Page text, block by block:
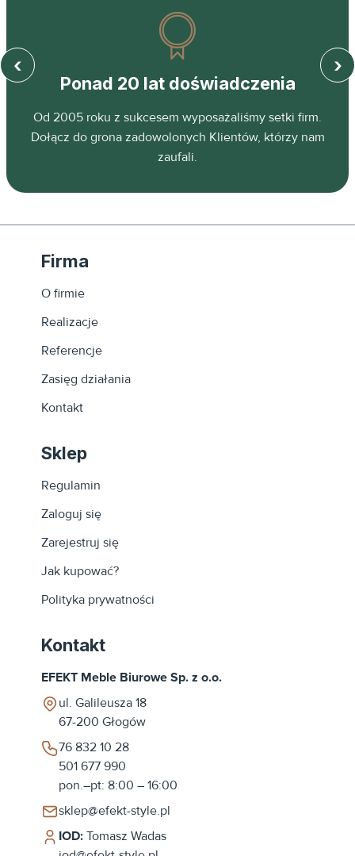
Ponad 20 lat doświadczenia
Od 2005 roku z sukcesem wyposażaliśmy setki firm.
Dołącz do grona zadowolonych Klientów, którzy nam
zaufali.
‹ ›
Firma
O firmie
Realizacje
Referencje
Zasięg działania
Kontakt
Sklep
Regulamin
Zaloguj się
Zarejestruj się
Jak kupować?
Polityka prywatności
Kontakt
EFEKT Meble Biurowe Sp. z o.o.
ul. Galileusza 18
67-200 Głogów
76 832 10 28
501 677 990
pon.–pt: 8:00 – 16:00
sklep@efekt-style.pl
IOD: Tomasz Wadas